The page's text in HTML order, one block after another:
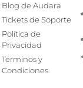
Blog de Audara
Tickets de Soporte
Política de
Privacidad
Términos y
Condiciones